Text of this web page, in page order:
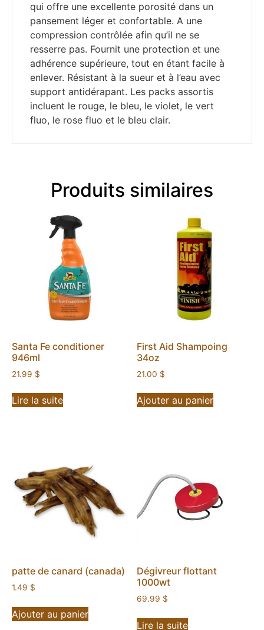
qui offre une excellente porosité dans un
pansement léger et confortable. A une
compression contrôlée afin qu’il ne se
resserre pas. Fournit une protection et une
adhérence supérieure, tout en étant facile à
enlever. Résistant à la sueur et à l’eau avec
support antidérapant. Les packs assortis
incluent le rouge, le bleu, le violet, le vert
fluo, le rose fluo et le bleu clair.
Produits similaires
Santa Fe conditioner
946ml
21.99 $
Lire la suite
First Aid Shampoing
34oz
21.00 $
Ajouter au panier
patte de canard (canada)
1.49 $
Ajouter au panier
Dégivreur flottant
1000wt
69.99 $
Lire la suite